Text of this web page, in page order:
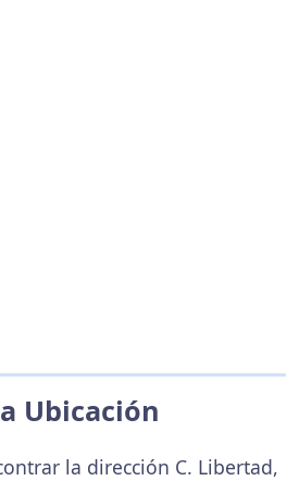
Ubicación
la dirección C. Libertad,